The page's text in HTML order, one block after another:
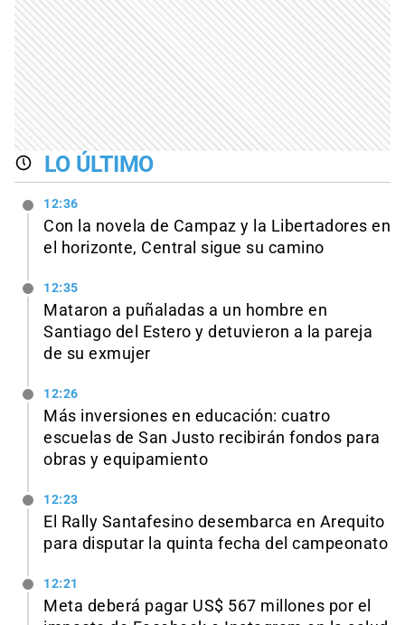
LO ÚLTIMO
12:36
Con la novela de Campaz y la Libertadores en
el horizonte, Central sigue su camino
12:35
Mataron a puñaladas a un hombre en
Santiago del Estero y detuvieron a la pareja
de su exmujer
12:26
Más inversiones en educación: cuatro
escuelas de San Justo recibirán fondos para
obras y equipamiento
12:23
El Rally Santafesino desembarca en Arequito
para disputar la quinta fecha del campeonato
12:21
Meta deberá pagar US$ 567 millones por el